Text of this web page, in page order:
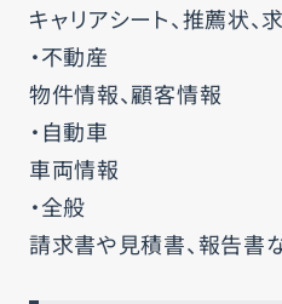
キャリアシート、推薦状、
・不動産
物件情報、顧客情報
・自動車
車両情報
・全般
請求書や見積書、報告書